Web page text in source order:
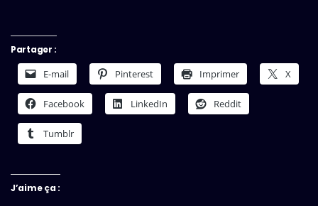
Partager :
E-mail Pinterest Imprimer X
Facebook LinkedIn Reddit
Tumblr
J’aime ça :